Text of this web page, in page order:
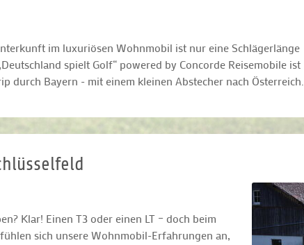
im luxuriösen Wohnmobil ist nur eine Schlägerlänge
spielt Golf“ powered by Concorde Reisemobile ist
durch Bayern - mit einem kleinen Abstecher nach Österreich.
Klar! Einen T3 oder einen LT – doch beim
sich unsere Wohnmobil-Erfahrungen an,